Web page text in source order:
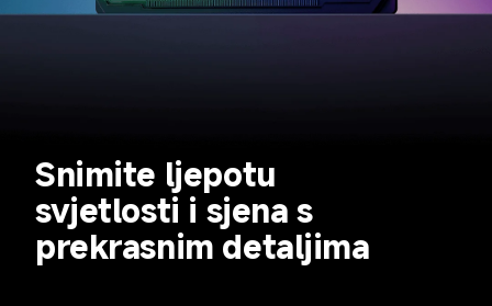
Snimite ljepotu
svjetlosti i sjena s
prekrasnim detaljima